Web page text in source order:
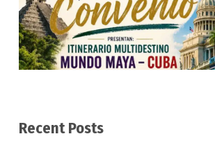
Recent Posts